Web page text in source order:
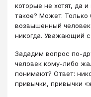
которые не хотят, да
такое? Может. Только
возвышенный
никогда. Уважающий
Зададим вопрос по-
человек кому-либо
понимают? Ответ:
привычки, привычки